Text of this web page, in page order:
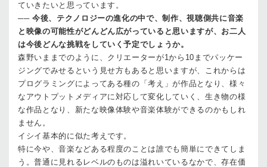
ていきたいと思っています。
── 今後、テクノロジーの進化の中で、制作、視聴側共に音楽
と映像の可能性がどんどん広がっていると思いますが、お二人
は今後どんな挑戦をしていく予定でしょうか。
森野いままでのように、クリエーターが1から10までパッケー
ジングでみせるという見せ方もあると思いますが、これからは
プログラミングによってある種の「考え」が作品となり、様々
なアウトプットメディアに対応して変化していく、生き物の様
な作品となり、新たな映像体験や音楽体験ができるのかもしれ
ません。
イシイ 基本的に似た考えです。
特に今や、音楽などある程度のことは誰でも簡単にできてしま
う。普通に見れるレベルのものは溢れいているなかで、存在価